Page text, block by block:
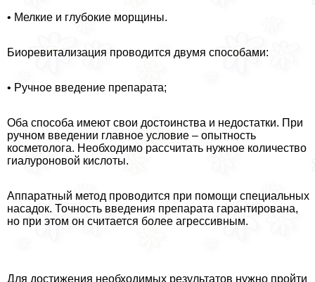
• Мелкие и глубокие морщины.
Биоревитализация проводится двумя способами:
• Ручное введение препарата;
Оба способа имеют свои достоинства и недостатки. При
ручном введении главное условие – опытность
косметолога. Необходимо рассчитать нужное количество
гиалуроновой кислоты.
Аппаратный метод проводится при помощи специальных
насадок. Точность введения препарата гарантирована,
но при этом он считается более агрессивным.
Для достижения необходимых результатов нужно пройти